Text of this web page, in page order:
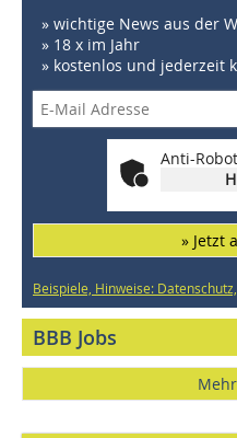
» wichtige News aus der
» 18 x im Jahr
» kostenlos und jederzeit
Anti-
» Jetzt
Beispiele, Hinweise:
BBB Jobs